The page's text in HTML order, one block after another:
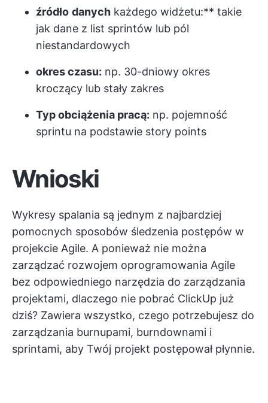
źródło danych każdego widżetu:** takie
jak dane z list sprintów lub pól
niestandardowych
okres czasu: np. 30-dniowy okres
kroczący lub stały zakres
Typ obciążenia pracą: np. pojemność
sprintu na podstawie story points
Wnioski
Wykresy spalania są jednym z najbardziej
pomocnych sposobów śledzenia postępów w
projekcie Agile. A ponieważ nie można
zarządzać rozwojem oprogramowania Agile
bez odpowiedniego narzędzia do zarządzania
projektami, dlaczego nie pobrać ClickUp już
dziś? Zawiera wszystko, czego potrzebujesz do
zarządzania burnupami, burndownami i
sprintami, aby Twój projekt postępował płynnie.